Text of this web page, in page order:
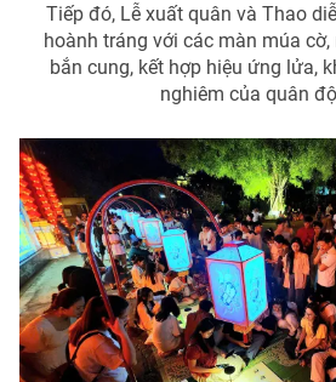
Tiếp đó, Lễ xuất quân và Thao
hoành tráng với các màn múa
bắn cung, kết hợp hiệu ứng lửa,
nghiêm của quân